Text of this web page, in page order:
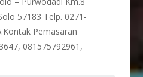
57183 Telp. 0271-
Pemasaran
081575792961,